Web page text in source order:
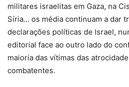
militares israelitas em Gaza, na
Síria… os média continuam a dar
declarações políticas de Israel,
editorial face ao outro lado do
maioria das vítimas das
combatentes.